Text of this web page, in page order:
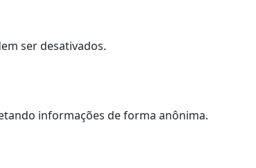
ser desativados.
informações de forma anônima.